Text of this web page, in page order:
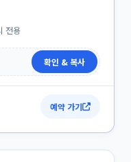
전용
확인 & 복사
예약 가기